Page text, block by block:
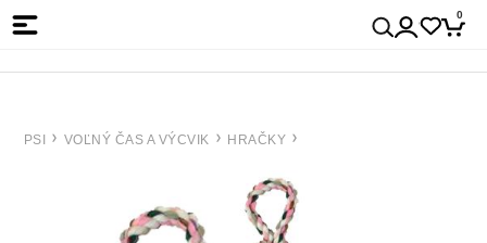
0
PSI VOĽNÝ ČAS A VÝCVIK HRAČKY